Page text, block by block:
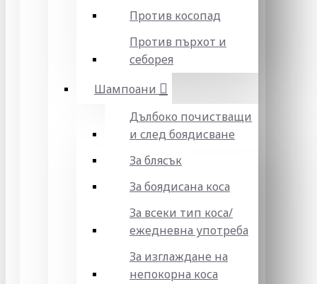
Против косопад
Против пърхот и
себорея
Шампоани
Дълбоко почистващи
и след боядисване
За блясък
За боядисана коса
За всеки тип коса/
ежедневна употреба
За изглаждане на
непокорна коса